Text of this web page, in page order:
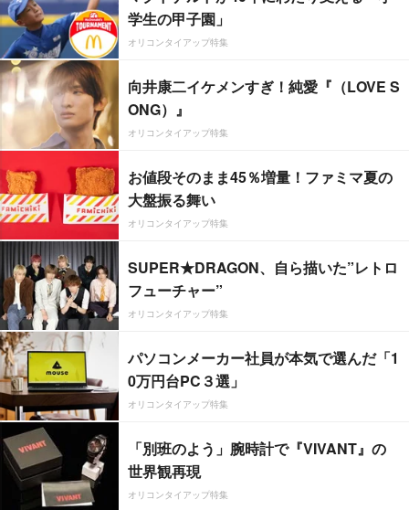
学生の甲子園」
オリコンタイアップ特集
向井康二イケメンすぎ！純愛『（LOVE S
ONG）』
オリコンタイアップ特集
お値段そのまま45％増量！ファミマ夏の
大盤振る舞い
オリコンタイアップ特集
SUPER★DRAGON、自ら描いた”レトロ
フューチャー”
オリコンタイアップ特集
パソコンメーカー社員が本気で選んだ「1
0万円台PC３選」
オリコンタイアップ特集
「別班のよう」腕時計で『VIVANT』の
世界観再現
オリコンタイアップ特集